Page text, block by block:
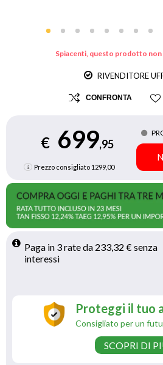
Spiacenti, questo prodotto non
RIVENDITORE
CONFRONTA
€ 699,95
Prezzo consigliato 1299,00
Paga in 3 rate da 233,32 € senza
interessi
Proteggi il tuo
Consigliato per un
SCOPRI DI